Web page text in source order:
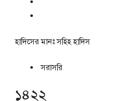
হাদিসের মানঃসহিহ হাদিস
সরাসরি
১৪২২